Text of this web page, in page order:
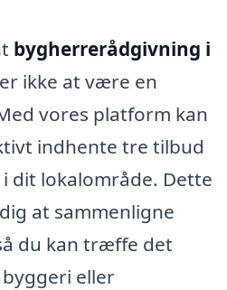
bygherrerådgivning i
ikke at være en
vores platform kan
indhente tre tilbud
dit lokalområde. Dette
at sammenligne
du kan træffe det
eller